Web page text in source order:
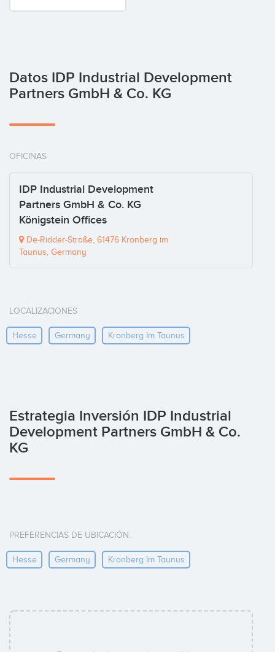
Datos IDP Industrial Development
Partners GmbH & Co. KG
OFICINAS
IDP Industrial Development
Partners GmbH & Co. KG
Königstein Offices
De-Ridder-Straße, 61476 Kronberg im
Taunus, Germany
LOCALIZACIONES
Hesse Germany Kronberg Im Taunus
Estrategia Inversión IDP Industrial
Development Partners GmbH & Co.
KG
PREFERENCIAS DE UBICACIÓN:
Hesse Germany Kronberg Im Taunus